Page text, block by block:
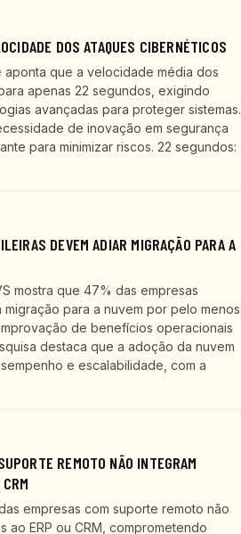
DOS ATAQUES CIBERNÉTICOS
aponta que a velocidade média dos
apenas 22 segundos, exigindo
avançadas para proteger sistemas.
de inovação em segurança
para minimizar riscos. 22 segundos:
DEVEM ADIAR MIGRAÇÃO PARA A
mostra que 47% das empresas
migração para a nuvem por pelo menos
de benefícios operacionais
destaca que a adoção da nuvem
e escalabilidade, com a
REMOTO NÃO INTEGRAM
empresas com suporte remoto não
ao ERP ou CRM, comprometendo